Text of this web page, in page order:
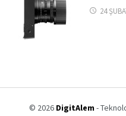
24
© 2026 DigitAlem-